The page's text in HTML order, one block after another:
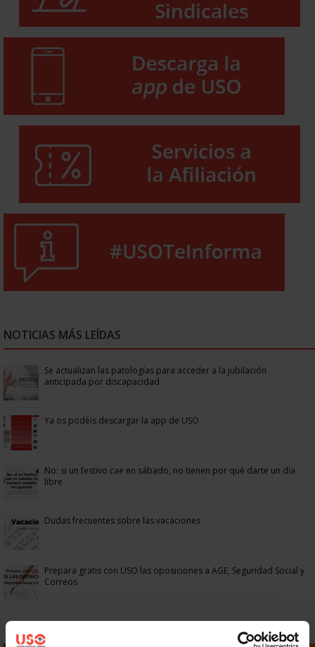
NOTICIAS MÁS LEÍDAS
Se actualizan las patologías para acceder a la jubilación
anticipada por discapacidad
Ya os podéis descargar la app de USO
No: si un festivo cae en sábado, no tienen por qué darte un día
libre
Dudas frecuentes sobre las vacaciones
Prepara gratis con USO las oposiciones a AGE, Seguridad Social y
Correos